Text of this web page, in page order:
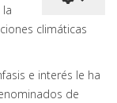
climáticas
e interés le ha
de